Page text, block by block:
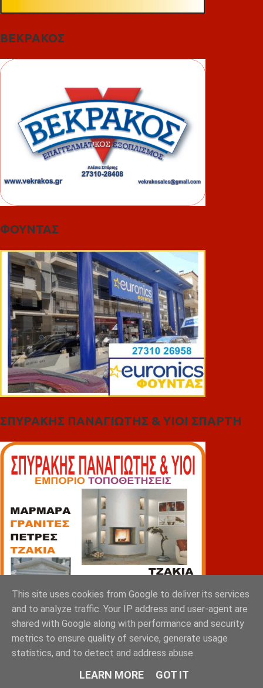
ΒΕΚΡΑΚΟΣ
ΦΟΥΝΤΑΣ
ΣΠΥΡΑΚΗΣ ΠΑΝΑΓΙΩΤΗΣ & YIOI ΣΠΑΡΤΗ
This site uses cookies from Google to deliver its services
and to analyze traffic. Your IP address and user-agent are
shared with Google along with performance and security
metrics to ensure quality of service, generate usage
statistics, and to detect and address abuse.
LEARN MORE GOT IT